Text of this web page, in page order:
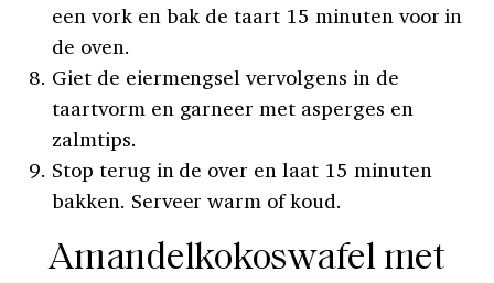
een vork en bak de taart 15 minuten voor in
de oven.
Giet de eiermengsel vervolgens in de
taartvorm en garneer met asperges en
zalmtips.
Stop terug in de over en laat 15 minuten
bakken. Serveer warm of koud.
Amandelkokoswafel met